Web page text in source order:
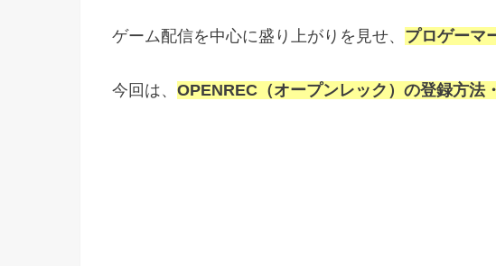
ゲーム配信を中心に盛り上がりを見せ、 プロゲーマ
今回は、 OPENREC（オープンレック）の登録方法